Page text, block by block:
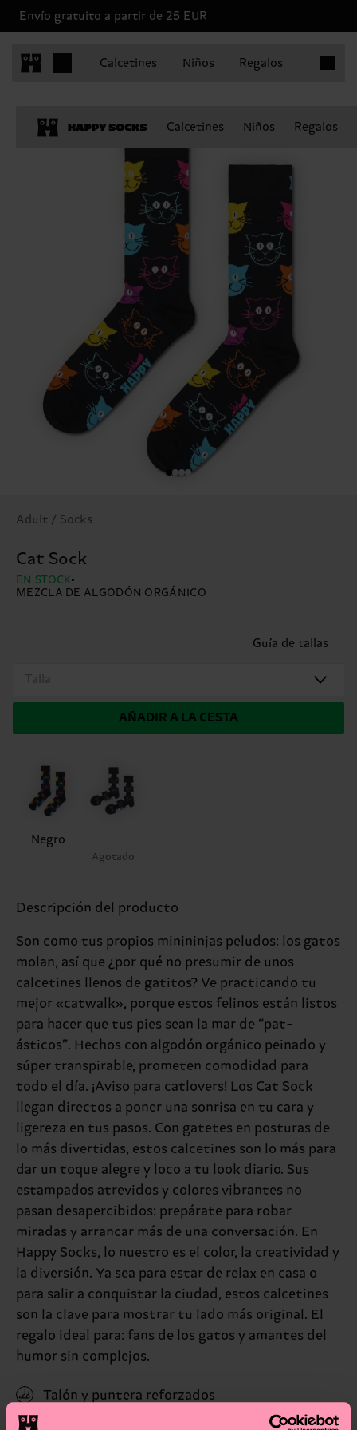
Envío gratuito a partir de 25 EUR
Calcetines Niños Regalos
Calcetines Niños Regalos
Adult / Socks
Cat Sock
EN STOCK
MEZCLA DE ALGODÓN ORGÁNICO
Guía de tallas
Talla
AÑADIR A LA CESTA
Negro
Agotado
Descripción del producto
Son como tus propios minininjas peludos: los gatos
molan, así que ¿por qué no presumir de unos
calcetines llenos de gatitos? Ve practicando tu
mejor «catwalk», porque estos felinos están listos
para hacer que tus pies sean la mar de “pat-
ásticos”. Hechos con algodón orgánico peinado y
súper transpirable, prometen comodidad para
todo el día. ¡Aviso para catlovers! Los Cat Sock
llegan directos a poner una sonrisa en tu cara y
ligereza en tus pasos. Con gatetes en posturas de
lo más divertidas, estos calcetines son lo más para
dar un toque alegre y loco a tu look diario. Sus
estampados atrevidos y colores vibrantes no
pasan desapercibidos: prepárate para robar
miradas y arrancar más de una conversación. En
Happy Socks, lo nuestro es el color, la creatividad y
la diversión. Ya sea para estar de relax en casa o
para salir a conquistar la ciudad, estos calcetines
son la clave para mostrar tu lado más original. El
regalo ideal para: fans de los gatos y amantes del
humor sin complejos.
Talón y puntera reforzados
(Read more here)